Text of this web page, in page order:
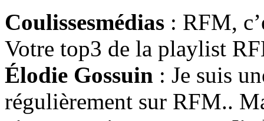
Coulissesmédias : RFM,
Votre top3 de la playlist
Élodie Gossuin : Je suis
régulièrement sur RFM..